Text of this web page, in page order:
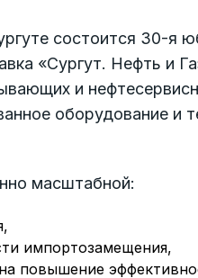
состоится 30-я
«Сургут. Нефть и
и
оборудование и
масштабной:
импортозамещения,
повышение